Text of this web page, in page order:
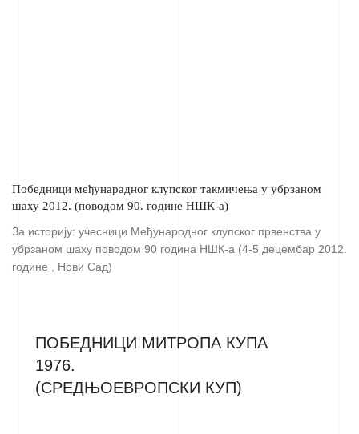
Победници међунарадног клупског такмичења у убрзаном
шаху 2012. (поводом 90. године НШК-а)
За историју: учесници Међународног клупског првенства у
убрзаном шаху поводом 90 година НШК-а (4-5 децембар 2012.
године , Нови Сад)
ПОБЕДНИЦИ МИТРОПА КУПА
1976.
(СРЕДЊОЕВРОПСКИ КУП)